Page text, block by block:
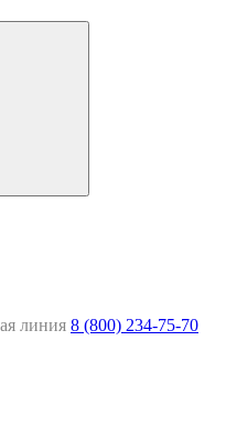
линия 8 (800) 234-75-70